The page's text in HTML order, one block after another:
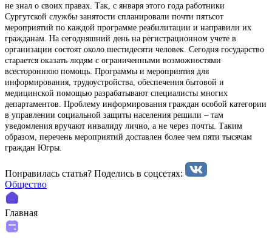
не знал о своих правах. Так, с января этого года работники
Сургутской службы занятости спланировали почти пятьсот
мероприятий по каждой программе реабилитации и направили их
гражданам. На сегодняшний день на регистрационном учете в
организации состоят около шестидесяти человек. Сегодня государство
старается оказать людям с ограниченными возможностями
всестороннюю помощь. Программы и мероприятия для
информирования, трудоустройства, обеспечения бытовой и
медицинской помощью разрабатывают специалисты многих
департаментов. Проблему информирования граждан особой категории
в управлении социальной защиты населения решили – там
уведомления вручают инвалиду лично, а не через почты. Таким
образом, перечень мероприятий доставлен более чем пяти тысячам
граждан Югры.
Понравилась статья? Поделиcь в соцсетях:
Общество
Главная